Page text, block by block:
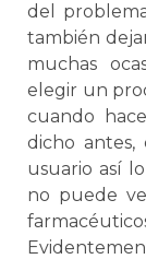
del
también
muchas
elegir un
cuando
dicho antes,
usuario así
no puede